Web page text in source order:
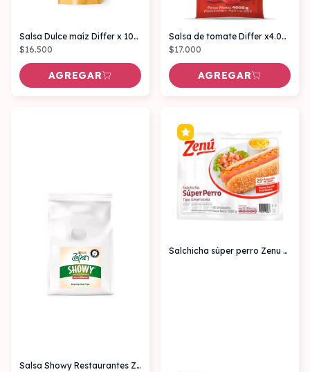
Salsa Dulce maíz Differ x 1000 gr
$16.500
AGREGAR
Salsa de tomate Differ x4.000 gr
$17.000
AGREGAR
Salsa Showy Restaurantes Zafran x3.8 kl
Salchicha súper perro Zenu x18 unidades